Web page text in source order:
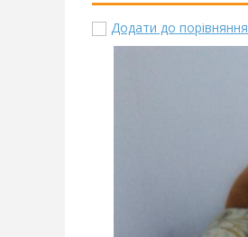
Додати до порівняння